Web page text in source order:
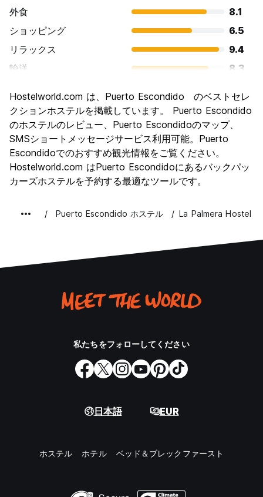
外食
8.1
ショッピング
6.5
リラックス
9.4
輸送
8.3
文化
6.9
ナイトライフ
8.5
コストパフォーマンス
Hostelworld.com は、Puerto Escondido のベストセレ
クションホステルを掲載しています。 Puerto Escondido
のホステルのレビュー、Puerto Escondidoのマップ、
SMSショートメッセージサービス利用可能。Puerto
Escondidoでのおすすめ観光情報をご覧ください。
Hostelworld.com はPuerto Escondidoにあるバックパッ
カーズホステルを予約する最適なツールです。
Puerto Escondido ホステル La Palmera Hostel
私たちをフォローしてください
日本語 EUR
ホステル ホテル ベッド＆ブレックファースト